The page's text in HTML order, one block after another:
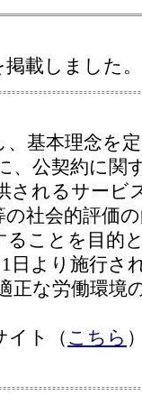
掲載しました
基本理念を
、公契約に関
されるサービ
社会的評価
ことを目的
日より施行さ
正な労働環境
イト（ こちら